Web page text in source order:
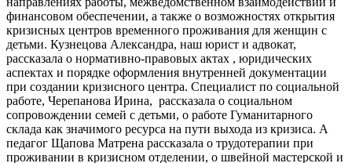
финансовом обеспечении, а также о возможностях открытия
кризисных центров временного проживания для женщин с
детьми. Кузнецова Александра, наш юрист и адвокат,
рассказала о нормативно-правовых актах , юридических
аспектах и порядке оформления внутренней документации
при создании кризисного центра. Специалист по социальной
работе, Черепанова Ирина, рассказала о социальном
сопровождении семей с детьми, о работе Гуманитарного
склада как значимого ресурса на пути выхода из кризиса. А
педагог Щапова Матрена рассказала о трудотерапии при
проживании в кризисном отделении, о швейной мастерской и